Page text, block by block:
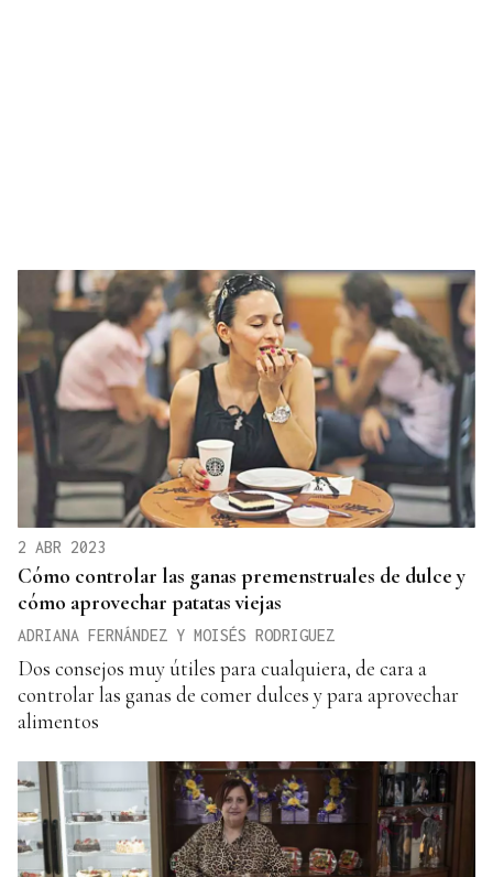
2 ABR 2023
Cómo controlar las ganas premenstruales de dulce y
cómo aprovechar patatas viejas
ADRIANA FERNÁNDEZ Y MOISÉS RODRIGUEZ
Dos consejos muy útiles para cualquiera, de cara a
controlar las ganas de comer dulces y para aprovechar
alimentos